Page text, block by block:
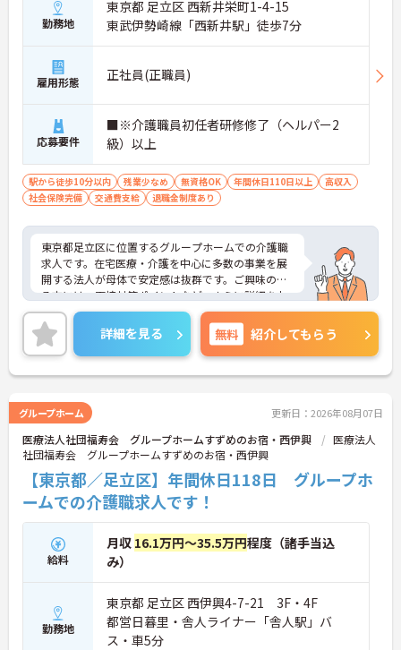
勤務地
東京都 足立区 西新井栄町1-4-15
東武伊勢崎線「西新井駅」徒歩7分
雇用形態 正社員(正職員)
応募要件
■※介護職員初任者研修修了（ヘルパー2
級）以上
駅から徒歩10分以内 残業少なめ 無資格OK 年間休日110日以上
高収入
社会保険完備
交通費支給 退職金制度あり
東京都足立区に位置するグループホームでの介護職
求人です。在宅医療・介護を中心に多数の事業を展
開する法人が母体で安定感は抜群です。ご興味のあ
る方には、面接対策ポイントなど、さらに詳細をお
話しいたしますのでお気軽にご相談ください。
詳細を見る 無料 紹介してもらう
グループホーム 更新日：2026年08月07日
医療法人社団福寿会 グループホームすずめのお宿・西伊興
医療法人
社団福寿会 グループホームすずめのお宿・西伊興
【東京都／足立区】年間休日118日 グループホ
ームでの介護職求人です！
給料
月収 16.1万円～35.5万円程度（諸手当込
み）
勤務地
東京都 足立区 西伊興4-7-21 3F・4F
都営日暮里・舎人ライナー「舎人駅」バ
ス・車5分